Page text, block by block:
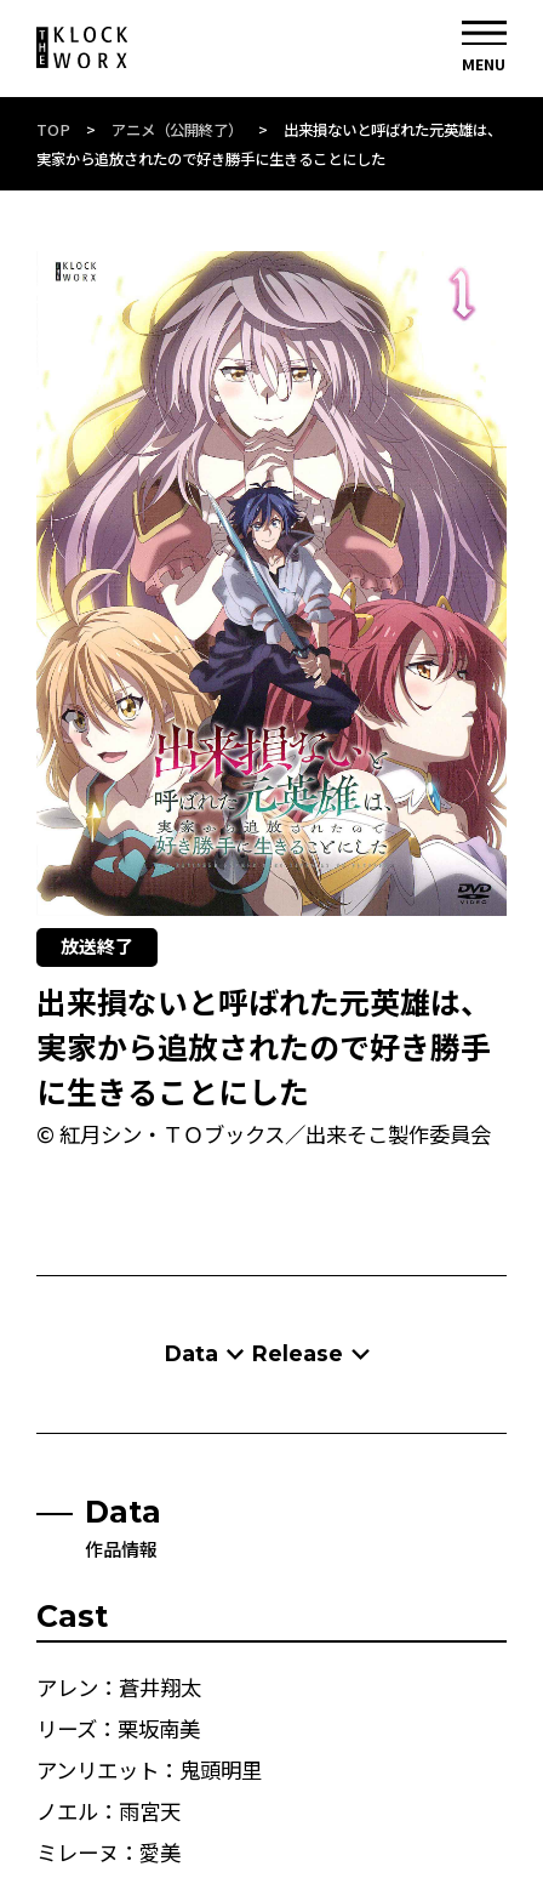
TOP > アニメ（公開終了） >
出来損ないと呼ばれた元英雄は、
実家から追放されたので好き勝手に生きることにした
放送終了
出来損ないと呼ばれた元英雄は、
実家から追放されたので好き勝手
に生きることにした
© 紅月シン・ＴＯブックス／出来そこ製作委員会
Data Release
Data
作品情報
Cast
アレン：蒼井翔太
リーズ：栗坂南美
アンリエット：鬼頭明里
ノエル：雨宮天
ミレーヌ：愛美